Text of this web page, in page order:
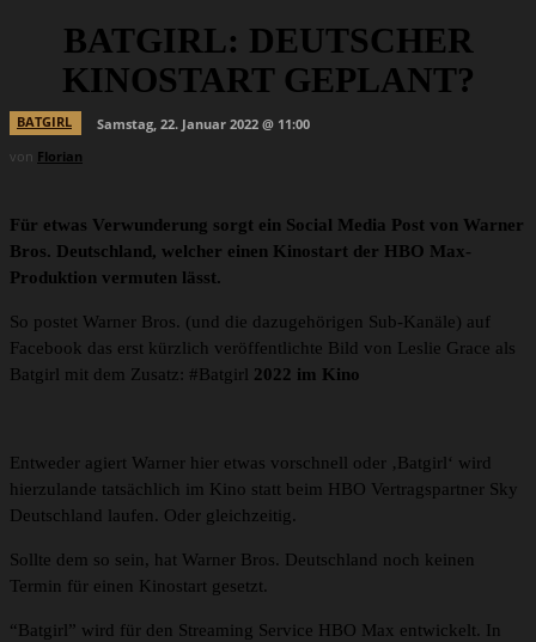
BATGIRL: DEUTSCHER
KINOSTART GEPLANT?
BATGIRL
Samstag, 22. Januar 2022 @ 11:00
von Florian
Für etwas Verwunderung sorgt ein Social Media Post von Warner
Bros. Deutschland, welcher einen Kinostart der HBO Max-
Produktion vermuten lässt.
So postet Warner Bros. (und die dazugehörigen Sub-Kanäle) auf
Facebook das erst kürzlich veröffentlichte Bild von Leslie Grace als
Batgirl mit dem Zusatz: #Batgirl 2022 im Kino
Entweder agiert Warner hier etwas vorschnell oder ‚Batgirl‘ wird
hierzulande tatsächlich im Kino statt beim HBO Vertragspartner Sky
Deutschland laufen. Oder gleichzeitig.
Sollte dem so sein, hat Warner Bros. Deutschland noch keinen
Termin für einen Kinostart gesetzt.
“Batgirl” wird für den Streaming Service HBO Max entwickelt. In